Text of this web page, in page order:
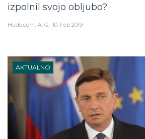
izpolnil svojo obljubo?
Hudo.com A. G. 10. Feb 2019
AKTUALNO